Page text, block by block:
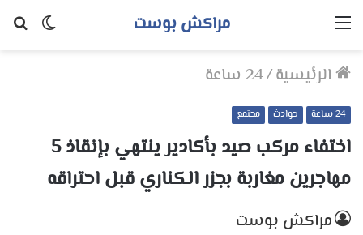
الوضع
مراكش بوست القائمة
الرئيسية/24 ساعة
24 ساعة حوادث مجتمع
اختفاء مركب صيد بأكادير ينتهي بإنقاذ 5
مهاجرين مغاربة بجزر الكناري قبل احتراقه
مراكش بوست